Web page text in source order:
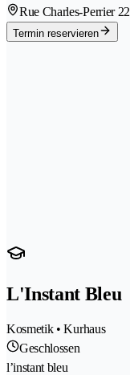
Rue Charles-Perrier 22
Termin reservieren
L'Instant Bleu
Kosmetik • Kurhaus
Geschlossen
l’instant bleu